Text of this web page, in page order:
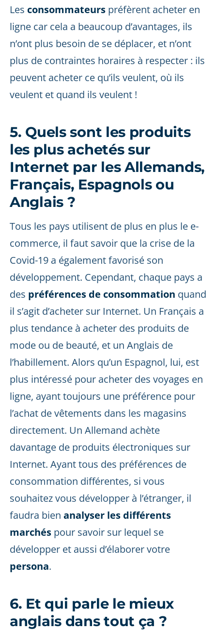
Les consommateurs préfèrent acheter en
ligne car cela a beaucoup d’avantages, ils
n’ont plus besoin de se déplacer, et n’ont
plus de contraintes horaires à respecter : ils
peuvent acheter ce qu’ils veulent, où ils
veulent et quand ils veulent !
5. Quels sont les produits
les plus achetés sur
Internet par les Allemands,
Français, Espagnols ou
Anglais ?
Tous les pays utilisent de plus en plus le e-
commerce, il faut savoir que la crise de la
Covid-19 a également favorisé son
développement. Cependant, chaque pays a
des préférences de consommation quand
il s’agit d’acheter sur Internet. Un Français a
plus tendance à acheter des produits de
mode ou de beauté, et un Anglais de
l’habillement. Alors qu’un Espagnol, lui, est
plus intéressé pour acheter des voyages en
ligne, ayant toujours une préférence pour
l’achat de vêtements dans les magasins
directement. Un Allemand achète
davantage de produits électroniques sur
Internet. Ayant tous des préférences de
consommation différentes, si vous
souhaitez vous développer à l’étranger, il
faudra bien analyser les différents
marchés pour savoir sur lequel se
développer et aussi d’élaborer votre
persona.
6. Et qui parle le mieux
anglais dans tout ça ?